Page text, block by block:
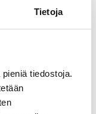
Tietoja
tiedostoja.
voi ilmoittaa